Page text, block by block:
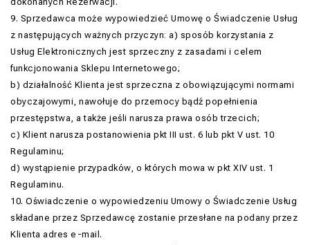
9. Sprzedawca może wypowiedzieć Umowę o Świadczenie Usług
z następujących ważnych przyczyn: a) sposób korzystania z
Usług Elektronicznych jest sprzeczny z zasadami i celem
funkcjonowania Sklepu Internetowego;
b) działalność Klienta jest sprzeczna z obowiązującymi normami
obyczajowymi, nawołuje do przemocy bądź popełnienia
przestępstwa, a także jeśli narusza prawa osób trzecich;
c) Klient narusza postanowienia pkt III ust. 6 lub pkt V ust. 10
Regulaminu;
d) wystąpienie przypadków, o których mowa w pkt XIV ust. 1
Regulaminu.
10. Oświadczenie o wypowiedzeniu Umowy o Świadczenie Usług
składane przez Sprzedawcę zostanie przesłane na podany przez
Klienta adres e-mail.